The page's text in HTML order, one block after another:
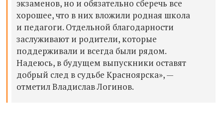
экзаменов, но и обязательно сберечь все
хорошее, что в них вложили родная школа
и педагоги. Отдельной благодарности
заслуживают и родители, которые
поддерживали и всегда были рядом.
Надеюсь, в будущем выпускники оставят
добрый след в судьбе Красноярска», —
отметил Владислав Логинов.